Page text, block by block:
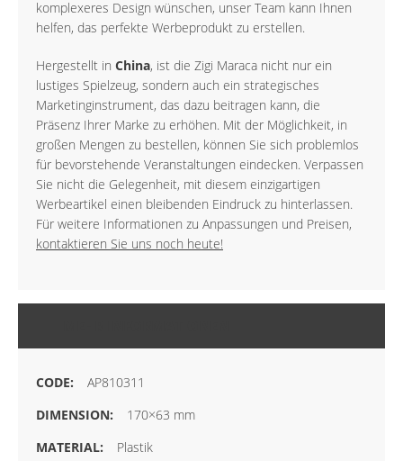
komplexeres Design wünschen, unser Team kann Ihnen
helfen, das perfekte Werbeprodukt zu erstellen.
Hergestellt in China, ist die Zigi Maraca nicht nur ein
lustiges Spielzeug, sondern auch ein strategisches
Marketinginstrument, das dazu beitragen kann, die
Präsenz Ihrer Marke zu erhöhen. Mit der Möglichkeit, in
großen Mengen zu bestellen, können Sie sich problemlos
für bevorstehende Veranstaltungen eindecken. Verpassen
Sie nicht die Gelegenheit, mit diesem einzigartigen
Werbeartikel einen bleibenden Eindruck zu hinterlassen.
Für weitere Informationen zu Anpassungen und Preisen,
kontaktieren Sie uns noch heute!
AP810311
170×63 mm
Plastik